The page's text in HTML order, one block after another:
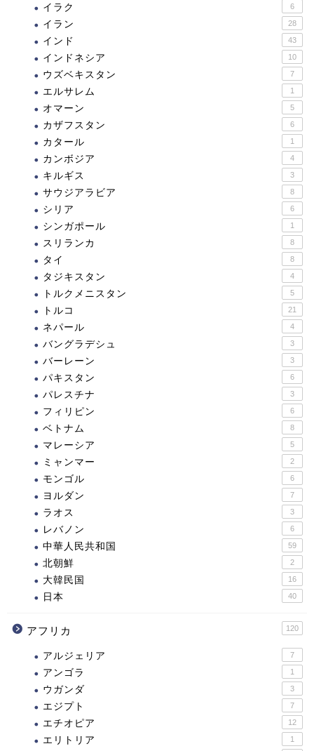
イラク 6
イラン 28
インド 43
インドネシア 10
ウズベキスタン 7
エルサレム 1
オマーン 5
カザフスタン 6
カタール 1
カンボジア 4
キルギス 3
サウジアラビア 8
シリア 6
シンガポール 1
スリランカ 8
タイ 8
タジキスタン 4
トルクメニスタン 5
トルコ 21
ネパール 4
バングラデシュ 3
バーレーン 3
パキスタン 6
パレスチナ 3
フィリピン 6
ベトナム 8
マレーシア 5
ミャンマー 2
モンゴル 6
ヨルダン 7
ラオス 3
レバノン 6
中華人民共和国 59
北朝鮮 2
大韓民国 16
日本 40
アフリカ 120
アルジェリア 7
アンゴラ 1
ウガンダ 3
エジプト 7
エチオピア 12
エリトリア 1